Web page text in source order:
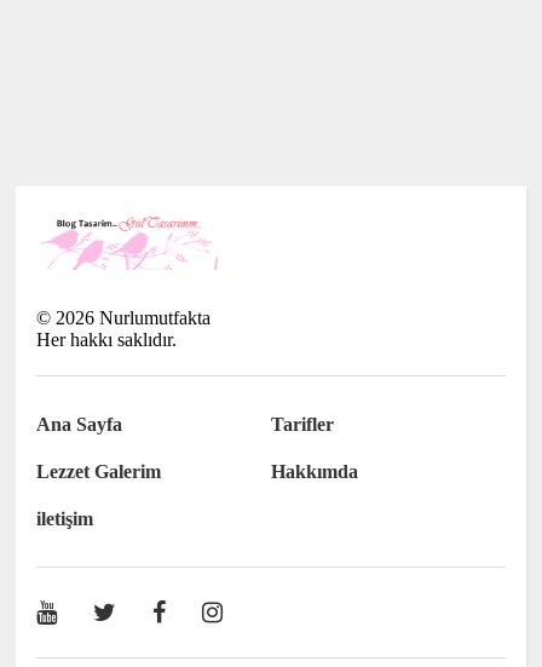
© 2026 Nurlumutfakta
Her hakkı saklıdır.
Ana Sayfa Tarifler
Lezzet Galerim Hakkımda
iletişim